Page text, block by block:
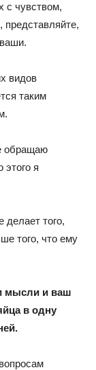
с чувством,
представляйте,
видов
таким
обращаю
этого я
делает того,
того, что ему
мысли и ваш
в одну